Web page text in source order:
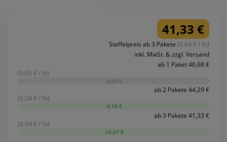
41,33 €
Staffelpreis ab 3 Pakete (0.04 € / St)
inkl. MwSt. & zzgl. Versand
ab 1 Paket 46,68 €
(0.05 € / St)
-0,00 €
ab 2 Pakete 44,29 €
(0.04 € / St)
-4,78 €
ab 3 Pakete 41,33 €
(0.04 € / St)
-16,07 €